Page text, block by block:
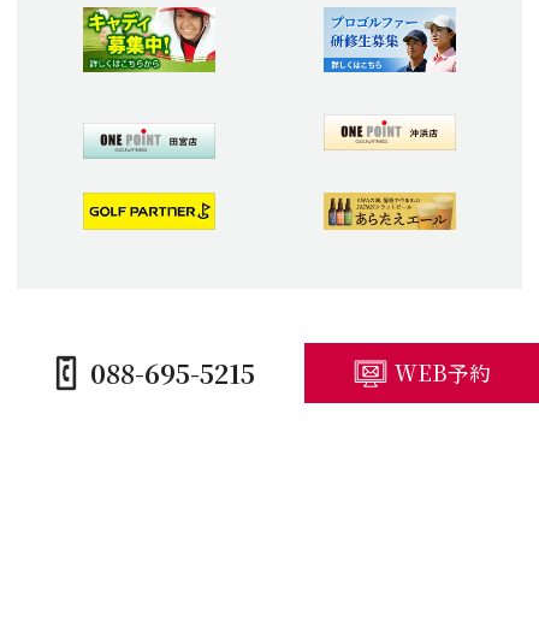
088-695-5215 WEB予約